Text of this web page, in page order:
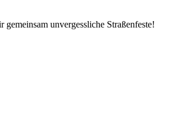
unvergessliche Straßenfeste!